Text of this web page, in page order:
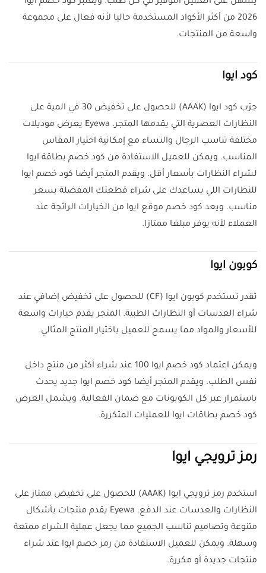
2026 من أكثر الأكواد المستخدمة حاليا لأنه فعال على مجموعة
واسعة من المنتجات.
كود ايوا
جرّب كود ايوا (AAAK) للحصول على تخفيض 30 في المية على
النظارات العصرية التي يقدمها المتجر. Eyewa يعرض موديلات
مختلفة تناسب الرجال والنساء مع إمكانية اختيار المقاس
المناسب. ويمكن للعميل الاستفادة من كود خصم بطاقة ايوا
لشراء النظارات بأسعار أقل. ويقدم المتجر أيضا كود خصم ايوا
للنظارات اللي يساعدك على شراء قطعتك المفضلة بسعر
مناسب. ويعد كود خصم موقع ايوا من الخيارات الرائجة عند
العملاء لأنه يوفر مبلغا ممتازا.
كوبون ايوا
تقدر تستخدم كوبون ايوا (CF) للحصول على تخفيض إضافي عند
شراء العدسات أو النظارات الطبية. المتجر يقدم خيارات واسعة
للأسعار والمواد مما يسمح للعميل باختيار المنتج المثالي.
ويمكن اعتماد كود خصم ايوا 100 عند شراء أكثر من منتج داخل
نفس الطلب. ويقدم المتجر أيضا كود خصم ايوا جديد يحدث
باستمرار عبر كل الكوبونات مع ضمان الفعالية. ويشمل العرض
كود خصم بطاقات ايوا للعمليات المتكررة.
رمز ترويجي ايوا
استخدم رمز ترويجي ايوا (AAAK) للحصول على تخفيض ممتاز على
النظارات والعدسات عند الدفع. Eyewa يقدم منتجات بأشكال
متنوعة وتصاميم تناسب الجميع مما يجعل عملية الشراء ممتعة
وسهلة. ويمكن للعميل الاستفادة من رمز خصم ايوا عند شراء
منتجات جديدة أو مكررة.